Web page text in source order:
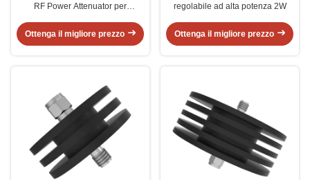
RF Power Attenuator per
Ottenga il migliore prezzo
regolabile ad alta potenza 2W
Ottenga il migliore prezzo